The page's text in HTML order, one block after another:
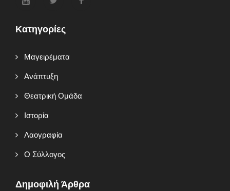
Κατηγορίες
Mαγειρέματα
Ανάπτυξη
Θεατρική Ομάδα
Ιστορία
Λαογραφία
Ο Σύλλογος
Δημοφιλή Άρθρα